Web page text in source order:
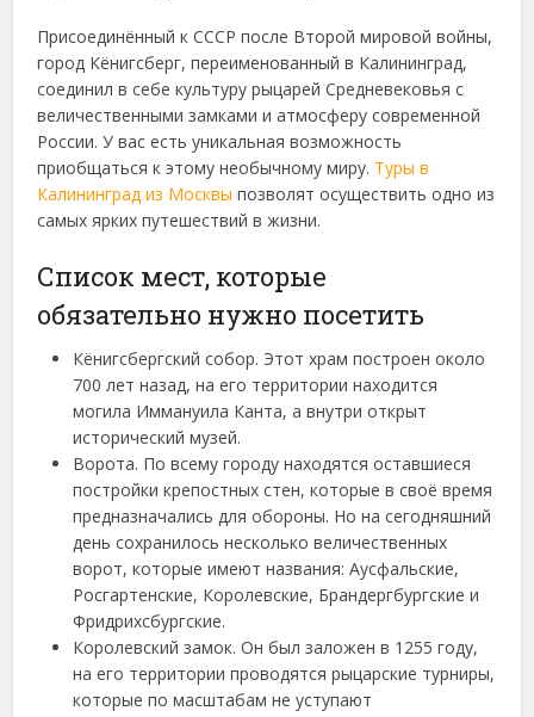
Присоединённый к СССР после Второй мировой войны,
город Кёнигсберг, переименованный в Калининград,
соединил в себе культуру рыцарей Средневековья с
величественными замками и атмосферу современной
России. У вас есть уникальная возможность
приобщаться к этому необычному миру. Туры в
Калининград из Москвы позволят осуществить одно из
самых ярких путешествий в жизни.
Список мест, которые
обязательно нужно посетить
Кёнигсбергский собор. Этот храм построен около
700 лет назад, на его территории находится
могила Иммануила Канта, а внутри открыт
исторический музей.
Ворота. По всему городу находятся оставшиеся
постройки крепостных стен, которые в своё время
предназначались для обороны. Но на сегодняшний
день сохранилось несколько величественных
ворот, которые имеют названия: Аусфальские,
Росгартенские, Королевские, Брандергбургские и
Фридрихсбургские.
Королевский замок. Он был заложен в 1255 году,
на его территории проводятся рыцарские турниры,
которые по масштабам не уступают